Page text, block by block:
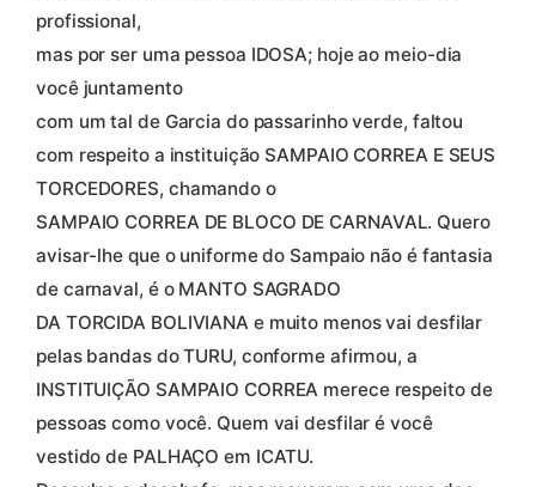
profissional,
mas por ser uma pessoa IDOSA; hoje ao meio-dia
você juntamento
com um tal de Garcia do passarinho verde, faltou
com respeito a instituição SAMPAIO CORREA E SEUS
TORCEDORES, chamando o
SAMPAIO CORREA DE BLOCO DE CARNAVAL. Quero
avisar-lhe que o uniforme do Sampaio não é fantasia
de carnaval, é o MANTO SAGRADO
DA TORCIDA BOLIVIANA e muito menos vai desfilar
pelas bandas do TURU, conforme afirmou, a
INSTITUIÇÃO SAMPAIO CORREA merece respeito de
pessoas como você. Quem vai desfilar é você
vestido de PALHAÇO em ICATU.